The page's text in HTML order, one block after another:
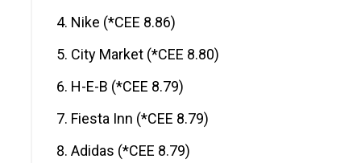
Nike (*CEE 8.86)
City Market (*CEE 8.80)
H-E-B (*CEE 8.79)
Fiesta Inn (*CEE 8.79)
Adidas (*CEE 8.79)